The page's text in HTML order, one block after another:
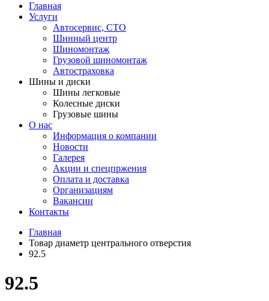
Главная
Услуги
Автосервис, СТО
Шинный центр
Шиномонтаж
Грузовой шиномонтаж
Автостраховка
Шины и диски
Шины легковые
Колесные диски
Грузовые шины
О нас
Информация о компании
Новости
Галерея
Акции и спецпржения
Оплата и доставка
Организациям
Вакансии
Контакты
Главная
Товар диаметр центрального отверстия
92.5
92.5